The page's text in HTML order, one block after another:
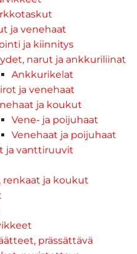
ja venehaat
ja kiinnitys
narut ja ankkuriliinat
Ankkurikelat
ja venehaat
ja koukut
Vene- ja poijuhaat
Venehaat ja poijuhaat
ja vanttiruuvit
renkaat ja koukut
prässättävä